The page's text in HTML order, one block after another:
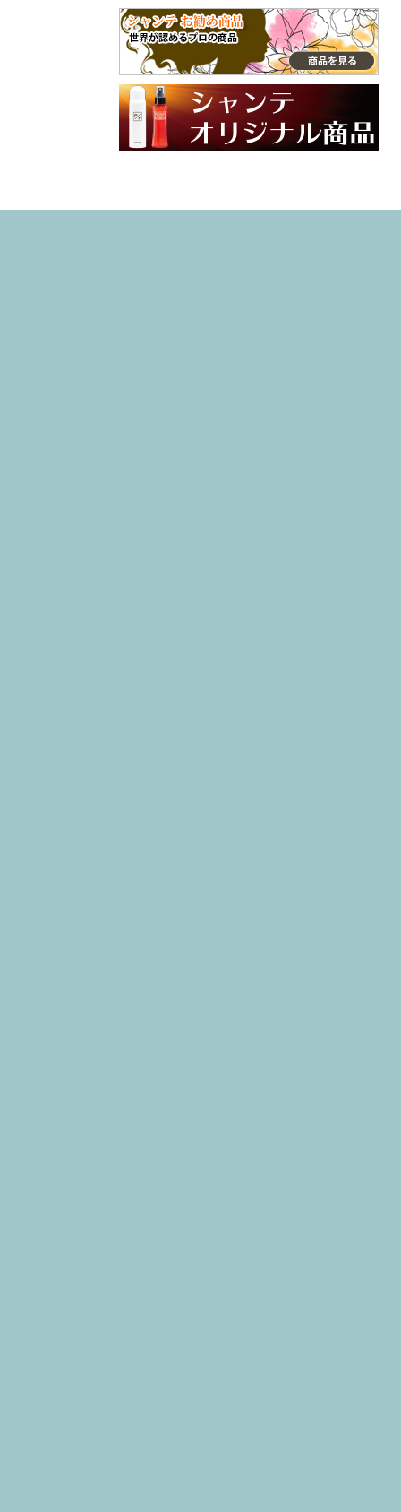
うございます♡ 大
切なご家族との毎
日にラプナットを
取り入れていただ
けてとても嬉しい
です✨ やさしい使
い心地や自然な香
りを感じていただ
けたら幸いです。
けしていきます🌼
くれます😄 普段使
ってるクリームと
違った手肌フォー
ム、是非、試して
グラム @syante.o
nline 商品サイト h
ttps://www.syante-
#プロテクトフォ